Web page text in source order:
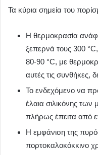
Τα κύρια σημεία του
Η θερμοκρασία
ξεπερνά τους 300
80-90 °C, με
αυτές τις συνθήκες,
Το ενδεχόμενο να
έλαια σιλικόνης των
πλήρως έπειτα από
Η εμφάνιση της
πορτοκαλοκόκκινο